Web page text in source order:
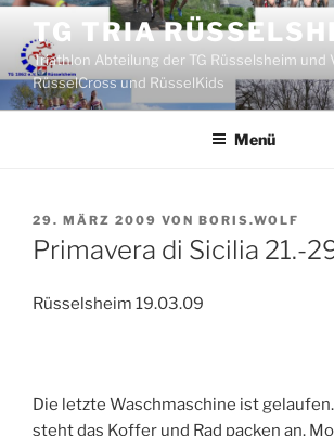
Zum
Inhalt
springen
TG TRIA
Triathlon Abteilung der TG Rüsselsheim und
RüsselCross und RüsselKids
Menü
VERÖFFENTLICHT
AM
29. MÄRZ 2009 VON BORIS.WOLF
Primavera di Sicilia 21.-
Rüsselsheim 19.03.09
Die letzte Waschmaschine ist
steht das Koffer und Rad packen an.